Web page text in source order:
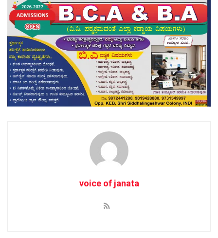
voice of janata